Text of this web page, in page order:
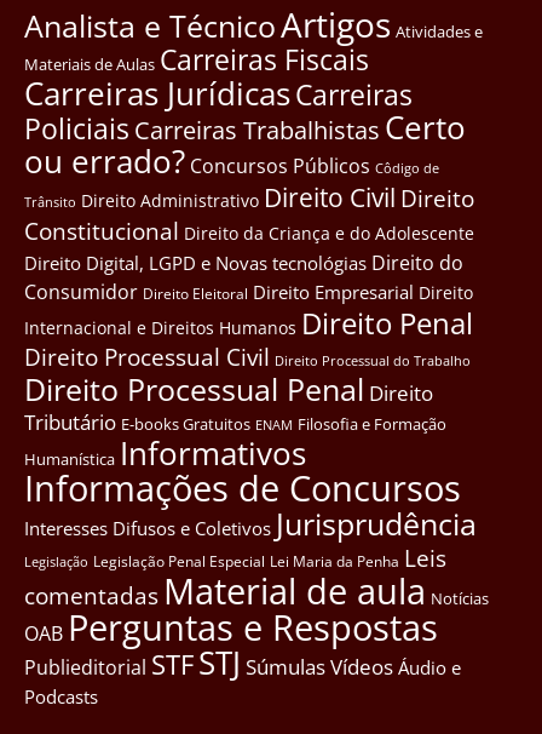
Analista e TécnicoArtigos Atividades e
Materiais de Aulas Carreiras Fiscais
Carreiras JurídicasCarreiras
Policiais Carreiras Trabalhistas Certo
ou errado? Concursos Públicos Côdigo de
Trânsito Direito Administrativo Direito Civil Direito
Constitucional Direito da Criança e do Adolescente
Direito Digital, LGPD e Novas tecnológias Direito do
Consumidor Direito Eleitoral Direito Empresarial Direito
Internacional e Direitos Humanos Direito Penal
Direito Processual Civil Direito Processual do Trabalho
Direito Processual Penal Direito
Tributário E-books Gratuitos ENAM Filosofia e Formação
Humanística Informativos
Informações de Concursos
Interesses Difusos e Coletivos Jurisprudência
Legislação Legislação Penal Especial Lei Maria da Penha Leis
comentadas Material de aula Notícias
OAB Perguntas e Respostas
Publieditorial STFSTJ SúmulasVídeos Áudio e
Podcasts